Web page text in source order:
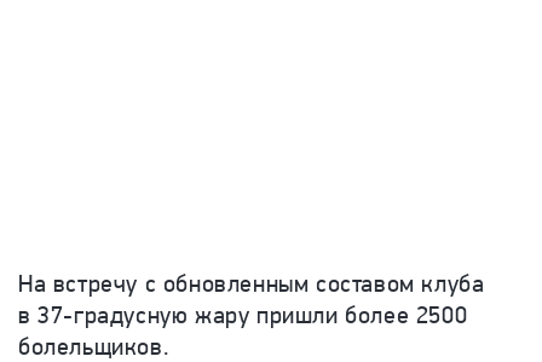
На встречу с обновленным составом клуба
в 37-градусную жару пришли более 2500
болельщиков.